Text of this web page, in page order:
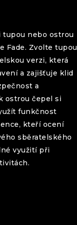
tupou nebo ostrou
Fade. Zvolte tupou
verzi, která
a zajišťuje klid
a
ostrou čepel si
funkčnost
kteří ocení
sběratelského
využití při